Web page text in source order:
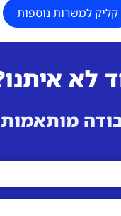
קליק למשרות נוספות
לא
מותאמות